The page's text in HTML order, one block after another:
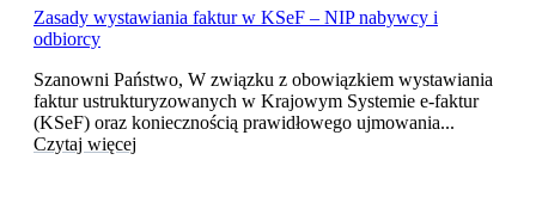
Zasady wystawiania faktur w KSeF – NIP nabywcy i
odbiorcy
Szanowni Państwo, W związku z obowiązkiem wystawiania
faktur ustrukturyzowanych w Krajowym Systemie e-faktur
(KSeF) oraz koniecznością prawidłowego ujmowania...
Czytaj więcej